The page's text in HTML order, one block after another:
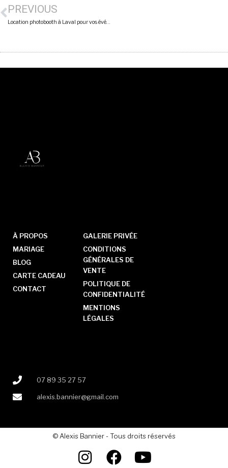
PREVIOUS
Location photobooth à Laval pour vos événements !
À PROPOS
MARIAGE
BLOG
CARTE CADEAU
CONTACT
GALERIE PRIVÉE
CONDITIONS
GÉNÉRALES DE
VENTE
POLITIQUE DE
CONFIDENTIALITÉ
MENTIONS
LÉGALES
07 89 35 27 57
alexis.bannier@gmail.com
© Alexis Bannier - Tous droits réservés